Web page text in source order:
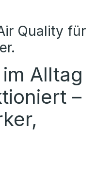
Quality für
Alltag
–